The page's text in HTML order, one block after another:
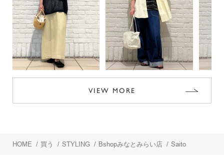
VIEW MORE
HOME / 買う / STYLING / Bshopみなとみらい店 / Saito